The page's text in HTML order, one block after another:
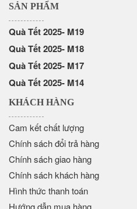
SẢN PHẨM
Quà Tết 2025- M19
Quà Tết 2025- M18
Quà Tết 2025- M17
Quà Tết 2025- M14
KHÁCH HÀNG
Cam kết chất lượng
Chính sách đổi trả hàng
Chính sách giao hàng
Chính sách khách hàng
Hình thức thanh toán
Hướng dẫn mua hàng